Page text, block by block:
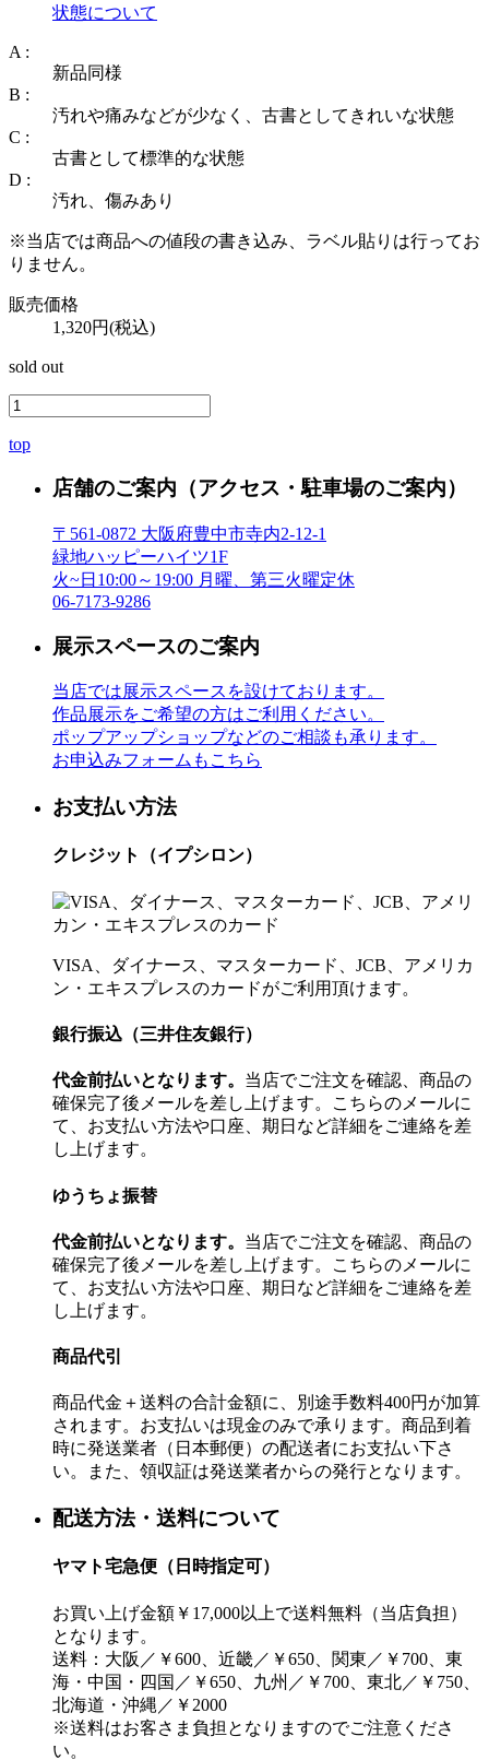
状態について
A :
新品同様
B :
汚れや痛みなどが少なく、古書としてきれいな状態
C :
古書として標準的な状態
D :
汚れ、傷みあり
※当店では商品への値段の書き込み、ラベル貼りは行ってお
りません。
販売価格
1,320円(税込)
sold out
top
店舗のご案内 （アクセス・駐車場のご案内）
〒561-0872 大阪府豊中市寺内2-12-1
緑地ハッピーハイツ1F
火~日10:00～19:00 月曜、第三火曜定休
06-7173-9286
展示スペースのご案内
当店では展示スペースを設けております。
作品展示をご希望の方はご利用ください。
ポップアップショップなどのご相談も承ります。
お申込みフォームもこちら
お支払い方法
クレジット（イプシロン）
VISA、ダイナース、マスターカード、JCB、アメリカ
ン・エキスプレスのカードがご利用頂けます。
銀行振込（三井住友銀行）
代金前払いとなります。 当店でご注文を確認、商品の
確保完了後メールを差し上げます。こちらのメールに
て、お支払い方法や口座、期日など詳細をご連絡を差
し上げます。
ゆうちょ振替
代金前払いとなります。 当店でご注文を確認、商品の
確保完了後メールを差し上げます。こちらのメールに
て、お支払い方法や口座、期日など詳細をご連絡を差
し上げます。
商品代引
商品代金＋送料の合計金額に、別途手数料400円が加算
されます。お支払いは現金のみで承ります。商品到着
時に発送業者（日本郵便）の配送者にお支払い下さ
い。また、領収証は発送業者からの発行となります。
配送方法・送料について
ヤマト宅急便（日時指定可）
お買い上げ金額￥17,000以上で送料無料（当店負担）
となります。
送料：大阪／￥600、近畿／￥650、関東／￥700、東
海・中国・四国／￥650、九州／￥700、東北／￥750、
北海道・沖縄／￥2000
※送料はお客さま負担となりますのでご注意くださ
い。